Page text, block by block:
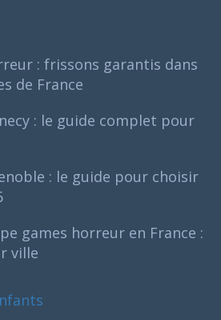
: frissons garantis dans
de France
: le guide complet pour
: le guide pour choisir
games horreur en France :
ville